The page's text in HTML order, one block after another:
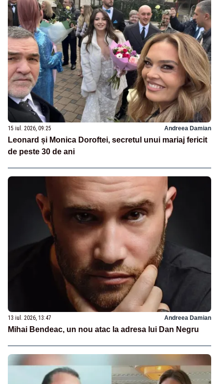
15 iul. 2026, 09:25 Andreea Damian
Leonard și Monica Doroftei, secretul unui mariaj fericit
de peste 30 de ani
13 iul. 2026, 13:47 Andreea Damian
Mihai Bendeac, un nou atac la adresa lui Dan Negru